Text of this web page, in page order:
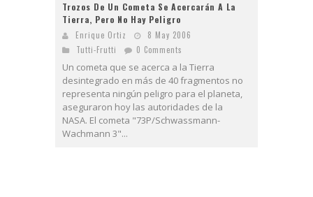
Trozos De Un Cometa Se Acercarán A La
Tierra, Pero No Hay Peligro
Enrique Ortiz
8 May 2006
Tutti-Frutti
0 Comments
Un cometa que se acerca a la Tierra
desintegrado en más de 40 fragmentos no
representa ningún peligro para el planeta,
aseguraron hoy las autoridades de la
NASA. El cometa "73P/Schwassmann-
Wachmann 3"...